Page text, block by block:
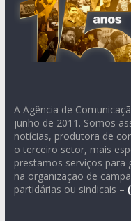
A Agência de
junho de 2011. Somos
notícias, produtora de
o terceiro setor, mais
prestamos serviços para
na organização de
partidárias ou sindicais –